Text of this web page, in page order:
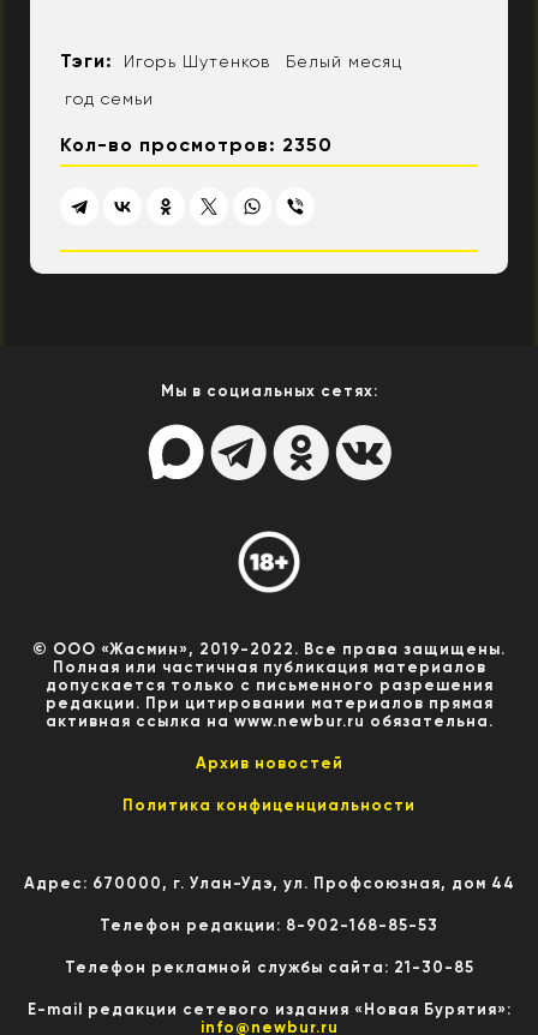
Тэги: Игорь Шутенков
Белый месяц
год семьи
Кол-во просмотров: 2350
Мы в социальных сетях:
© ООО «Жасмин», 2019-2022. Все права защищены.
Полная или частичная публикация материалов
допускается только с письменного разрешения
редакции. При цитировании материалов прямая
активная ссылка на www.newbur.ru обязательна.
Архив новостей
Политика конфиценциальности
Адрес: 670000, г. Улан-Удэ, ул. Профсоюзная, дом 44
Телефон редакции: 8-902-168-85-53
Телефон рекламной службы сайта: 21-30-85
E-mail редакции сетевого издания «Новая Бурятия»:
info@newbur.ru